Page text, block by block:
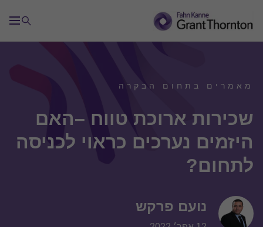
מאמרים בתחום הבקרה
שכירות ארוכת טווח –האם
היזמים נערכים כראוי לכניסה
לתחום?
נועם פרקש